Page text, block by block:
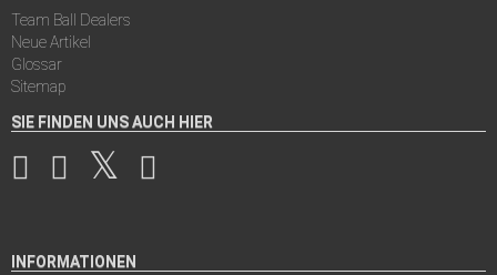
Team Ball Dealers
Neue Artikel
Glossar
Sitemap
SIE FINDEN UNS AUCH HIER
INFORMATIONEN